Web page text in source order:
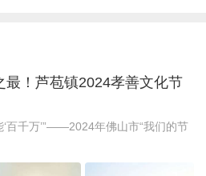
最！芦苞镇2024孝善文化节
百千万’”——2024年佛山市“我们的节